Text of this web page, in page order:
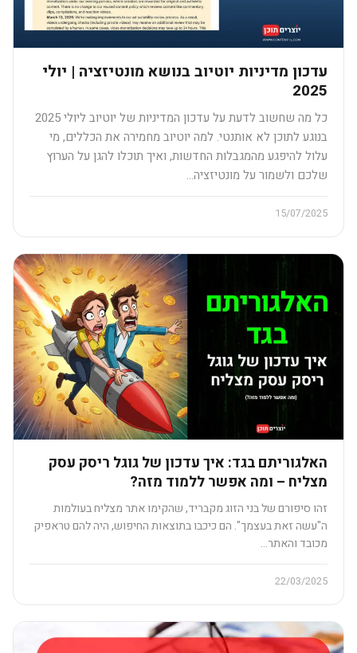
עדכון מדיניות יוטיוב בנושא מונטיזציה | יולי
2025
כל מה שחשוב לדעת על עדכון המדיניות של יוטיוב ליולי 2025
בנוגע לתוכן לא אותנטי. למה יוטיוב מחמירה את הכללים, מי
עלול להיפגע מהמגבלות החדשות, ואיך תוכלו להגן על הערוץ
שלכם ולשמור על מונטיזציה…
15/07/2025
האלגוריתם בגד: איך עדכון של גוגל ריסק עסק
מצליח – ומה אפשר ללמוד מזה?
זהו סיפורם של בני הזוג מקבריד, שהקימו אתר מצליח בעולמות
ה"עשה זאת בעצמך". הם כיכבו בתוצאות החיפוש, היה להם טראפיק
מכובד והאתר…
22/03/2025